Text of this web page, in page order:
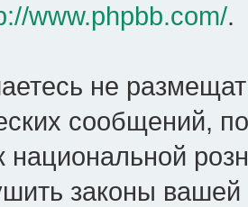
www.phpbb.com/.
не
сообщений,
национальной
законы